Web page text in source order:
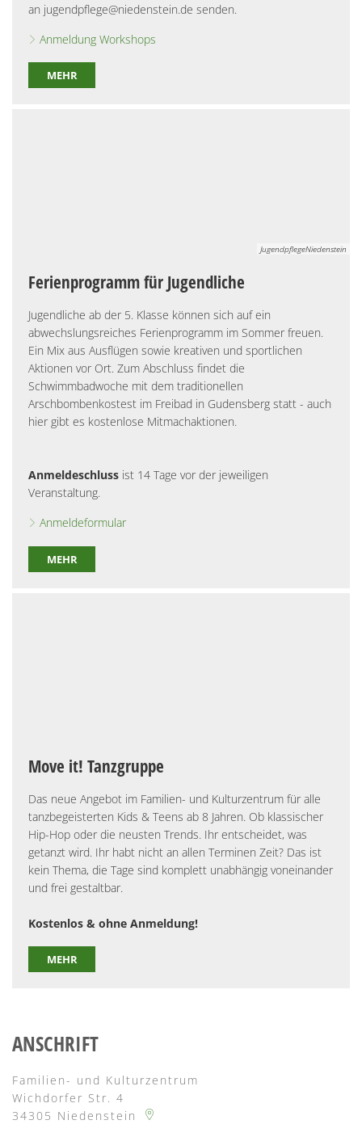
an jugendpflege@niedenstein.de senden.
Anmeldung Workshops
MEHR
JugendpflegeNiedenstein
Ferienprogramm für Jugendliche
Jugendliche ab der 5. Klasse können sich auf ein
abwechslungsreiches Ferienprogramm im Sommer freuen.
Ein Mix aus Ausflügen sowie kreativen und sportlichen
Aktionen vor Ort. Zum Abschluss findet die
Schwimmbadwoche mit dem traditionellen
Arschbombenkostest im Freibad in Gudensberg statt - auch
hier gibt es kostenlose Mitmachaktionen.
Anmeldeschluss ist 14 Tage vor der jeweiligen
Veranstaltung.
Anmeldeformular
MEHR
Move it! Tanzgruppe
Das neue Angebot im Familien- und Kulturzentrum für alle
tanzbegeisterten Kids & Teens ab 8 Jahren. Ob klassischer
Hip-Hop oder die neusten Trends. Ihr entscheidet, was
getanzt wird. Ihr habt nicht an allen Terminen Zeit? Das ist
kein Thema, die Tage sind komplett unabhängig voneinander
und frei gestaltbar.
Kostenlos & ohne Anmeldung!
MEHR
ANSCHRIFT
Familien- und Kulturzentrum
Wichdorfer Str. 4
34305 Niedenstein